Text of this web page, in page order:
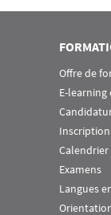
Offre de
E-learning
Examens
Langues